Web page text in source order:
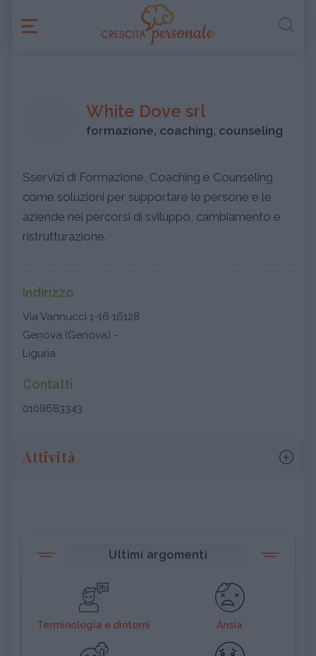
White Dove srl
formazione, coaching, counseling
Sservizi di Formazione, Coaching e Counseling
come soluzioni per supportare le persone e le
aziende nei percorsi di sviluppo, cambiamento e
ristrutturazione.
Indirizzo
Via Vannucci 1-16 16128
Genova (Genova) -
Liguria
Contatti
0108683343
Attività
Ultimi argomenti
Terminologia e dintorni Ansia